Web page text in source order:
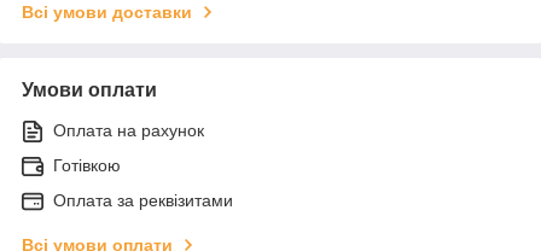
Всі умови доставки
Умови оплати
Оплата на рахунок
Готівкою
Оплата за реквізитами
Всі умови оплати